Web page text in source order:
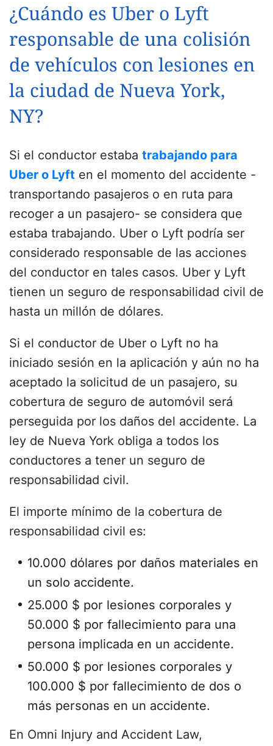
¿Cuándo es Uber o Lyft
responsable de una colisión
de vehículos con lesiones en
la ciudad de Nueva York,
NY?
Si el conductor estaba trabajando para
Uber o Lyft en el momento del accidente -
transportando pasajeros o en ruta para
recoger a un pasajero- se considera que
estaba trabajando. Uber o Lyft podría ser
considerado responsable de las acciones
del conductor en tales casos. Uber y Lyft
tienen un seguro de responsabilidad civil de
hasta un millón de dólares.
Si el conductor de Uber o Lyft no ha
iniciado sesión en la aplicación y aún no ha
aceptado la solicitud de un pasajero, su
cobertura de seguro de automóvil será
perseguida por los daños del accidente. La
ley de Nueva York obliga a todos los
conductores a tener un seguro de
responsabilidad civil.
El importe mínimo de la cobertura de
responsabilidad civil es:
10.000 dólares por daños materiales en
un solo accidente.
25.000 $ por lesiones corporales y
50.000 $ por fallecimiento para una
persona implicada en un accidente.
50.000 $ por lesiones corporales y
100.000 $ por fallecimiento de dos o
más personas en un accidente.
En Omni Injury and Accident Law,